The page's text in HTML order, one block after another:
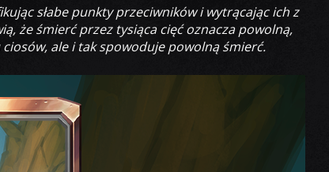
słabe punkty przeciwników i wytrącając ich z
że śmierć przez tysiąca cięć oznacza powolną,
ale i tak spowoduje powolną śmierć.